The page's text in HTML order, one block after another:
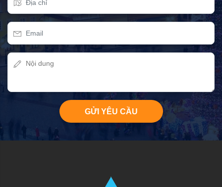
GỬI YÊU CẦU